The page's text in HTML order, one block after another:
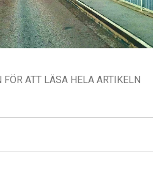
FÖR ATT LÄSA HELA ARTIKELN